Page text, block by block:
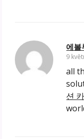
에볼
9
all
션